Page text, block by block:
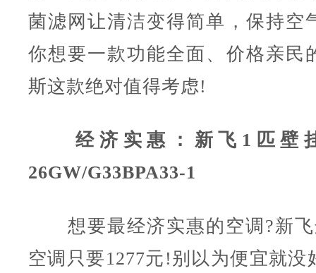
菌滤网让清洁变得简单，保持空
你想要一款功能全面、价格亲民
斯这款绝对值得考虑!
经济实惠：新飞1匹壁
26GW/G33BPA33-1
想要最经济实惠的空调?新飞
空调只要1277元!别以为便宜就没